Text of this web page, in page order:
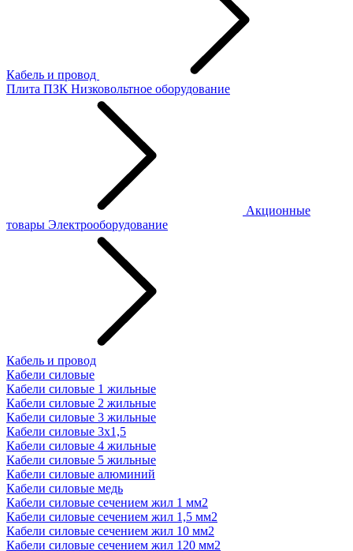
Кабель и провод
Плита ПЗК Низковольтное оборудование
Акционные
товары Электрооборудование
Кабель и провод
Кабели силовые
Кабели силовые 1 жильные
Кабели силовые 2 жильные
Кабели силовые 3 жильные
Кабели силовые 3х1,5
Кабели силовые 4 жильные
Кабели силовые 5 жильные
Кабели силовые алюминий
Кабели силовые медь
Кабели силовые сечением жил 1 мм2
Кабели силовые сечением жил 1,5 мм2
Кабели силовые сечением жил 10 мм2
Кабели силовые сечением жил 120 мм2